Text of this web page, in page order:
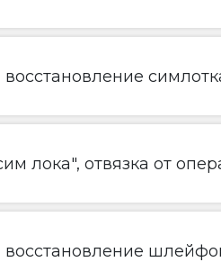
лока", отвязка от
восстановление